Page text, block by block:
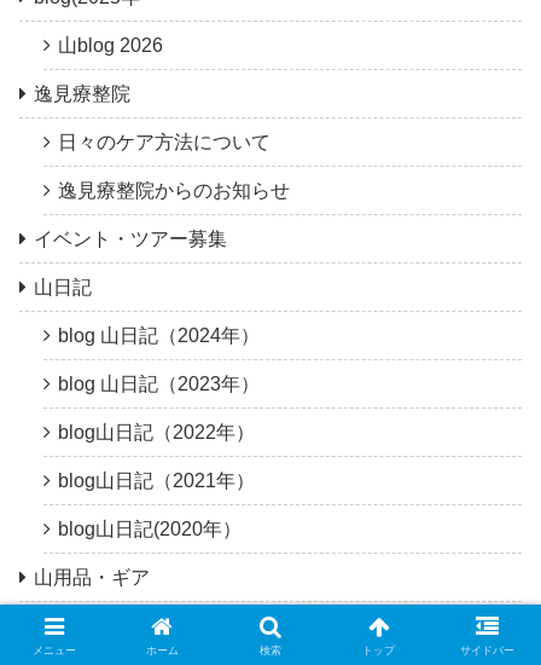
山blog 2026
逸見療整院
日々のケア方法について
逸見療整院からのお知らせ
イベント・ツアー募集
山日記
blog 山日記（2024年）
blog 山日記（2023年）
blog山日記（2022年）
blog山日記（2021年）
blog山日記(2020年）
山用品・ギア
近隣の日本百名山紹介
メニュー ホーム 検索 トップ サイドバー